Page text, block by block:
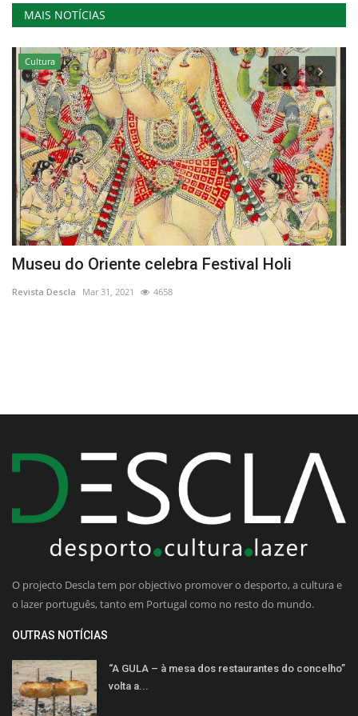
MAIS NOTÍCIAS
Cultura
Museu do Oriente celebra Festival Holi
Revista Descla Mar 31, 2021 4658
O projecto Descla tem por objectivo promover o desporto, a cultura e
o lazer português, tanto em Portugal como no resto do mundo.
OUTRAS NOTÍCIAS
“A GULA – à mesa dos restaurantes do concelho”
volta a...